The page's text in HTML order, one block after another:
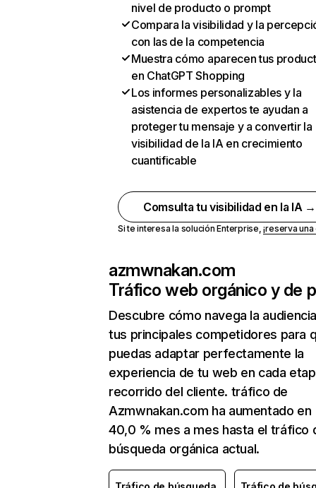
nivel de producto o prompt
Compara la visibilidad y la
con las de la competencia
Muestra cómo aparecen tus
en ChatGPT Shopping
Los informes personalizables y la
asistencia de expertos te ayudan a
proteger tu mensaje y a convertir la
visibilidad de la IA en crecimiento
cuantificable
Comsulta tu visibilidad en la IA →
Si te interesa la solución Enterprise,¡reserva
azmwnakan.com
Tráfico web orgánico y de
Descubre cómo navega la
tus principales competidores para
puedas adaptar perfectamente la
experiencia de tu web en cada
recorrido del cliente. tráfico de
Azmwnakan.com ha aumentado en
40,0 % mes a mes hasta el tráfico
búsqueda orgánica actual.